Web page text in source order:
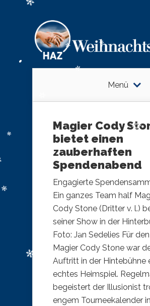
Menü
Magier Cody
bietet einen
zauberhaften
Spendenabend
Engagierte
Ein ganzes Team half
Cody Stone (Dritter v. l.)
seiner Show in der
Foto: Jan Sedelies Für den
Magier Cody Stone war
Auftritt in der Hintebühne
echtes Heimspiel.
begeistert der Illusionist
engem Tourneekalender